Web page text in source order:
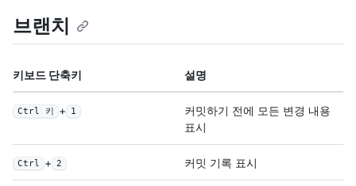
브랜치
키보드 단축키 설명
Ctrl 키 + 1
커밋하기 전에 모든 변경 내용
표시
Ctrl + 2 커밋 기록 표시